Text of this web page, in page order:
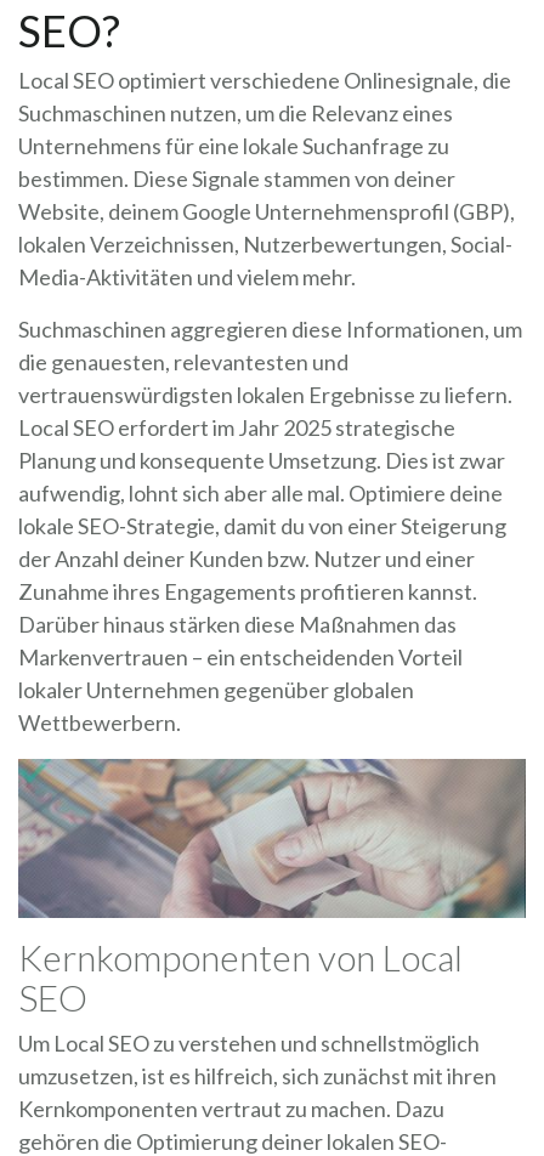
SEO?
Local SEO optimiert verschiedene Onlinesignale, die
Suchmaschinen nutzen, um die Relevanz eines
Unternehmens für eine lokale Suchanfrage zu
bestimmen. Diese Signale stammen von deiner
Website, deinem Google Unternehmensprofil (GBP),
lokalen Verzeichnissen, Nutzerbewertungen, Social-
Media-Aktivitäten und vielem mehr.
Suchmaschinen aggregieren diese Informationen, um
die genauesten, relevantesten und
vertrauenswürdigsten lokalen Ergebnisse zu liefern.
Local SEO erfordert im Jahr 2025 strategische
Planung und konsequente Umsetzung. Dies ist zwar
aufwendig, lohnt sich aber alle mal. Optimiere deine
lokale SEO-Strategie, damit du von einer Steigerung
der Anzahl deiner Kunden bzw. Nutzer und einer
Zunahme ihres Engagements profitieren kannst.
Darüber hinaus stärken diese Maßnahmen das
Markenvertrauen – ein entscheidenden Vorteil
lokaler Unternehmen gegenüber globalen
Wettbewerbern.
Kernkomponenten von Local
SEO
Um Local SEO zu verstehen und schnellstmöglich
umzusetzen, ist es hilfreich, sich zunächst mit ihren
Kernkomponenten vertraut zu machen. Dazu
gehören die Optimierung deiner lokalen SEO-